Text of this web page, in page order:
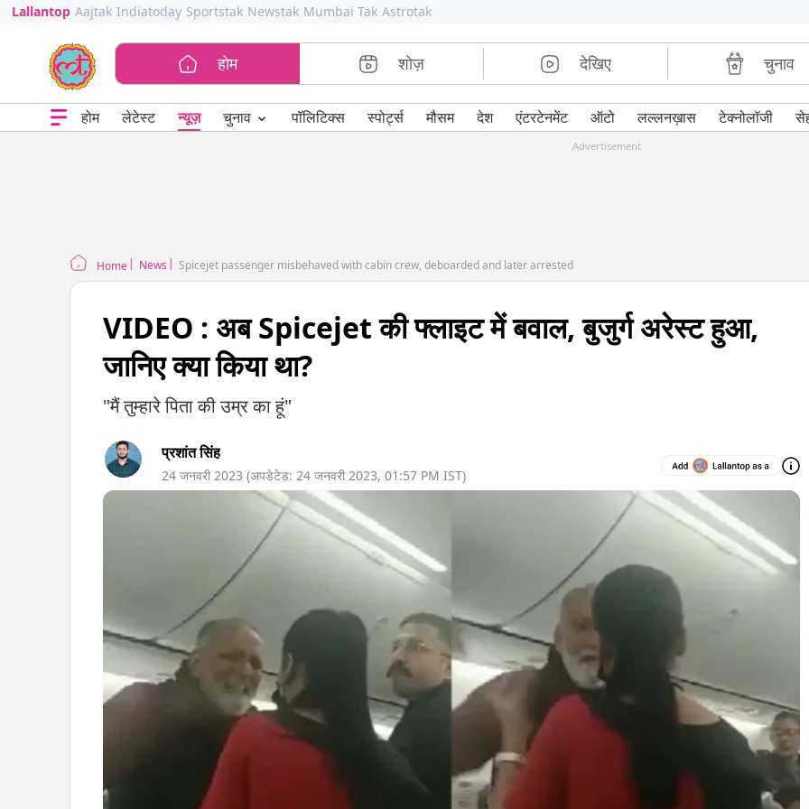
Lallantop Aajtak Indiatoday Sportstak Newstak Mumbai Tak Astrotak
होम शोज़ देखिए चुनाव
होम लेटेस्ट न्यूज़ चुनाव ⌄ पॉलिटिक्स स्पोर्ट्स मौसम देश एंटरटेनमेंट ऑटो लल्लनख़ास टेक्नोलॉजी
Advertisement
Home News Spicejet passenger misbehaved with cabin crew, deboarded and later arrested
VIDEO : अब Spicejet की फ्लाइट में बवाल, बुजुर्ग अरेस्ट हुआ,
जानिए क्या किया था?
"मैं तुम्हारे पिता की उम्र का हूं"
प्रशांत सिंह
24 जनवरी 2023 (अपडेटेड: 24 जनवरी 2023, 01:57 PM IST)